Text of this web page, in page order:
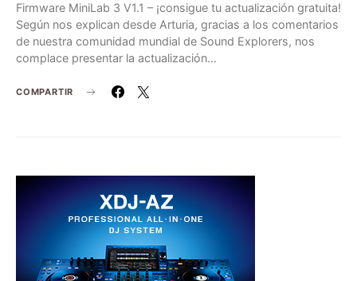
Firmware MiniLab 3 V1.1 – ¡consigue tu actualización gratuita!
Según nos explican desde Arturia, gracias a los comentarios
de nuestra comunidad mundial de Sound Explorers, nos
complace presentar la actualización…
COMPARTIR